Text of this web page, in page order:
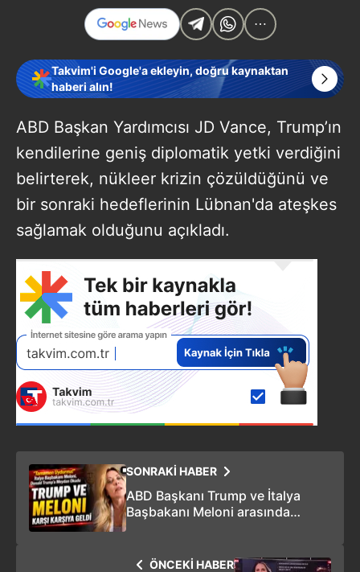
Takvim'i Google'a ekleyin, doğru kaynaktan
haberi alın!
ABD Başkan Yardımcısı JD Vance, Trump’ın
kendilerine geniş diplomatik yetki verdiğini
belirterek, nükleer krizin çözüldüğünü ve
bir sonraki hedeflerinin Lübnan'da ateşkes
sağlamak olduğunu açıkladı.
SONRAKİ HABER
ABD Başkanı Trump ve İtalya
Başbakanı Meloni arasında
ÖNCEKİ HABER